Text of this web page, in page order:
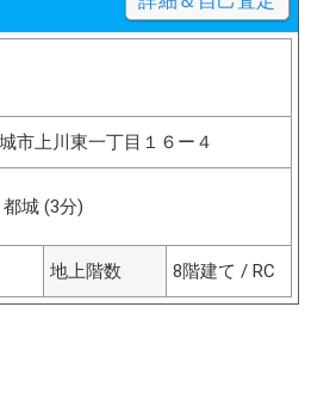
市上川東一丁目１６ー４
城 (3分)
地上階数 8階建て / RC